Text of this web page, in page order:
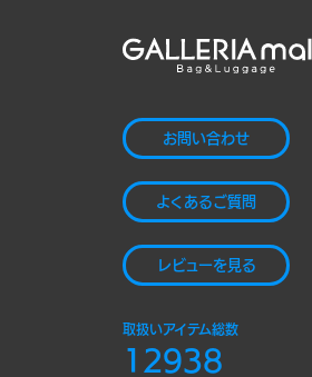
お問い合わせ
よくあるご質問
レビューを見る
取扱いアイテム総数
12938